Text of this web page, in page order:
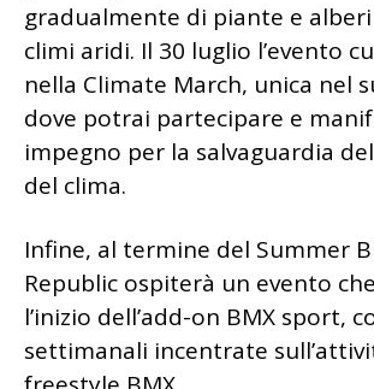
gradualmente di piante e
climi aridi. Il 30 luglio l’evento
nella Climate March, unica nel
dove potrai partecipare e
impegno per la salvaguardia
del clima.
Infine, al termine del Summer
Republic ospiterà un evento
l’inizio dell’add-on BMX sport,
settimanali incentrate